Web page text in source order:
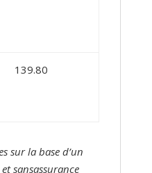
139.80
sur la base d’un
sansassurance